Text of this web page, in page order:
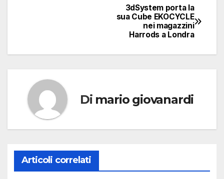
3dSystem porta la
sua Cube EKOCYCLE
nei magazzini
Harrods a Londra
Di mario giovanardi
Articoli correlati